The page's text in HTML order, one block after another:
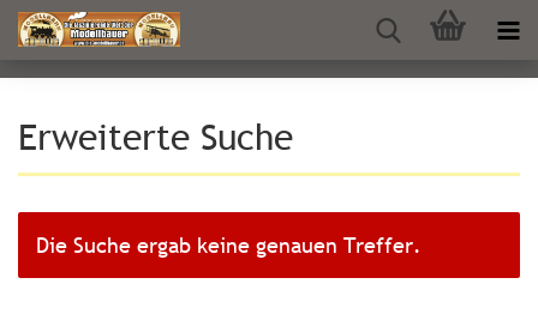
Erweiterte Suche
Die Suche ergab keine genauen Treffer.